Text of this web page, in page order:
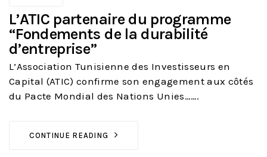
L’ATIC partenaire du programme
“Fondements de la durabilité
d’entreprise”
L’Association Tunisienne des Investisseurs en
Capital (ATIC) confirme son engagement aux côtés
du Pacte Mondial des Nations Unies…….
CONTINUE READING